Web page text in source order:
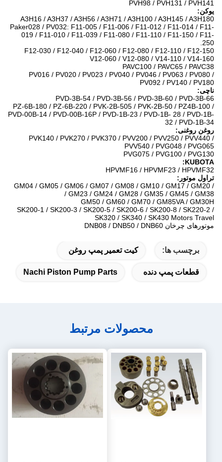
PVH98 / PVH131 / PVH141
یوکن:
A3H16 / A3H37 / A3H56 / A3H71 / A3H100 / A3H145 / A3H180
Paker028 / PV032: F11-005 / F11-006 / F11-012 / F11-014 / F11-
019 / F11-010 / F11-039 / F11-080 / F11-110 / F11-150 / F11-
250.
F12-030 / F12-040 / F12-060 / F12-080 / F12-110 / F12-150
V12-060 / V12-080 / V14-110 / V14-160
PAVC100 / PAVC65 / PAVC38
PV016 / PV020 / PV023 / PV040 / PV046 / PV063 / PV080 /
PV092 / PV140 / PV180
ناچی:
PVD-3B-54 / PVD-3B-56 / PVD-3B-60 / PVD-3B-66
PZ-6B-180 / PZ-6B-220 / PVK-2B-505 / PVK-2B-50 / PZ4B-100 /
PVD-00B-14 / PVD-00B-16P / PVD-1B-23 / PVD-1B- 28 / PVD-1B-
32 / PVD-1B-34
روغن روغنی:
PVK140 / PVK270 / PVK370 / PVV200 / PVV250 / PVV440 /
PVV540 / PVG048 / PVG065
PVG075 / PVG100 / PVG130
KUBOTA:
HPVMF16 / HPVMF23 / HPVMF32
تراول موتور:
GM04 / GM05 / GM06 / GM07 / GM08 / GM10 / GM17 / GM20 /
GM23 / GM24 / GM28 / GM35 / GM45 / GM38 /
GM50 / GM60 / GM70 / GM85VA / GM30H
SK200-1 / SK200-3 / SK200-5 / SK200-6 / SK200-8 / SK220-2 /
SK320 / SK340 / SK430 Motors Travel
موتورهای چرخان DNB08 / DNB50 / DNB60
برچسب ها: کیت تعمیر پمپ روغن
قطعات پمپ دنده Nachi Piston Pump Parts
محصولات مرتبط